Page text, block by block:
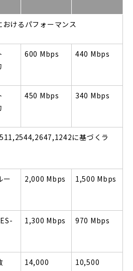
けるパフォーマンス
600 Mbps 440 Mbps
450 Mbps 340 Mbps
に基づくラ
ー
2,000 Mbps 1,500 Mbps
1,300 Mbps 970 Mbps
14,000 10,500